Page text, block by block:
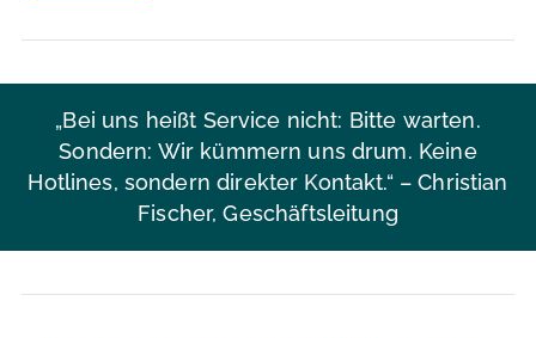
„Bei uns heißt Service nicht: Bitte warten.
Sondern: Wir kümmern uns drum. Keine
Hotlines, sondern direkter Kontakt.“ – Christian
Fischer, Geschäftsleitung